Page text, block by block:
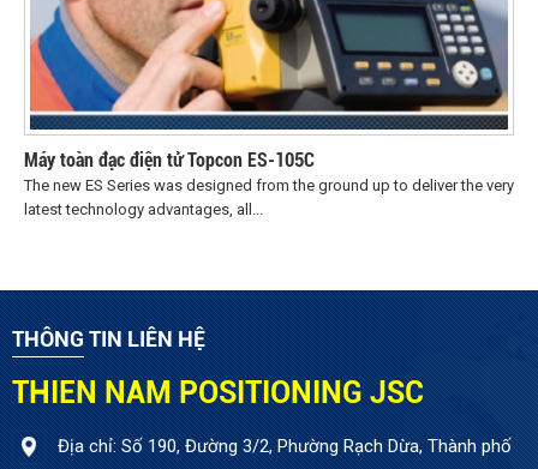
Máy toàn đạc điện tử Topcon ES-105C
The new ES Series was designed from the ground up to deliver the very
latest technology advantages, all...
THÔNG TIN LIÊN HỆ
THIEN NAM POSITIONING JSC
Địa chỉ: Số 190, Đường 3/2, Phường Rạch Dừa, Thành phố